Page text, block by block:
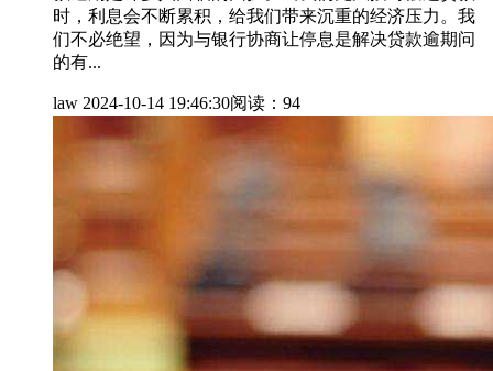
时，利息会不断累积，给我们带来沉重的经济压力。我
们不必绝望，因为与银行协商让停息是解决贷款逾期问
的有...
law 2024-10-14 19:46:30阅读：94